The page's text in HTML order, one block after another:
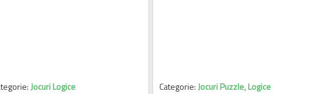
Jocuri Logice Categorie:Jocuri Puzzle, Logice